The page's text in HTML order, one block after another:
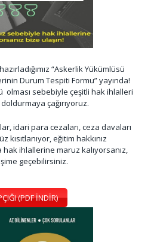
“Askerlik Yükümlüsü
Durum Tespiti Formu” yayında!
sebebiyle çeşitli hak ihlalleri
çağırıyoruz.
idari para cezaları, ceza davaları
eğitim hakkınız
ihlallerine maruz kalıyorsanız,
geçebilirsiniz.
(PDF İNDİR)